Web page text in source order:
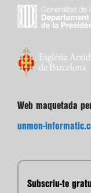
Web maquetada
unmon-
Subscriu-te